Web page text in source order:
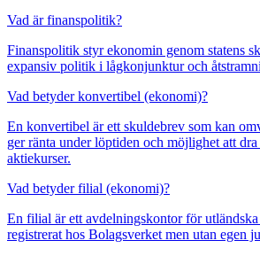
Vad är finanspolitik?
Finanspolitik styr ekonomin genom statens
expansiv politik i lågkonjunktur och
Vad betyder konvertibel (ekonomi)?
En konvertibel är ett skuldebrev som kan
ger ränta under löptiden och möjlighet att
aktiekurser.
Vad betyder filial (ekonomi)?
En filial är ett avdelningskontor för
registrerat hos Bolagsverket men utan egen